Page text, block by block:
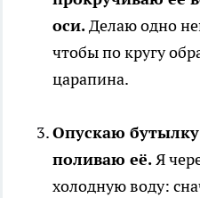
оси.Делаю одно
чтобы по кругу
царапина.
Опускаю
поливаю её.Я
холодную воду: